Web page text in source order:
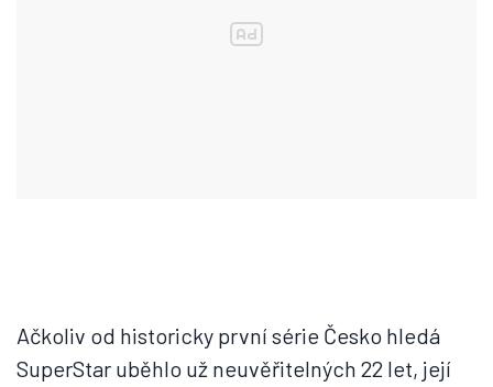
Ačkoliv od historicky první série Česko hledá
SuperStar uběhlo už neuvěřitelných 22 let, její